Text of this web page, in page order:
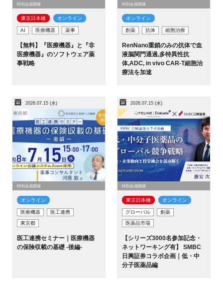
閉じる
特別会員開催
東京日本橋​ オンライン
AI 医療機器 薬事
【無料】『医療機器』と『非
医療機器』のソフトウェア薬
事戦略
特別会員開催
オンライン
創薬 抗体 細胞治療
RenNano重鎖のみの抗体で血
液脳関門通過,多特異性抗
体,ADC, in vivo CAR-T細胞治
療法を加速
2026.07.15 (水)
特別会員開催
オンライン
医療機器
医工連携
東京都
医工連携セミナー｜医療機器
の保険収載の基礎 -後編-
2026.07.15 (水)
特別会員開催
東京日本橋​ オンライン
グローバル
創薬
医薬品市場
【シリーズ3000名参加記念・
ネットワーキング有】 SMBC
日興証券コラボ企画｜低・中
分子医薬品編